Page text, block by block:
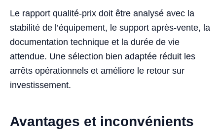
Le rapport qualité-prix doit être analysé avec la
stabilité de l’équipement, le support après-vente, la
documentation technique et la durée de vie
attendue. Une sélection bien adaptée réduit les
arrêts opérationnels et améliore le retour sur
investissement.
Avantages et inconvénients